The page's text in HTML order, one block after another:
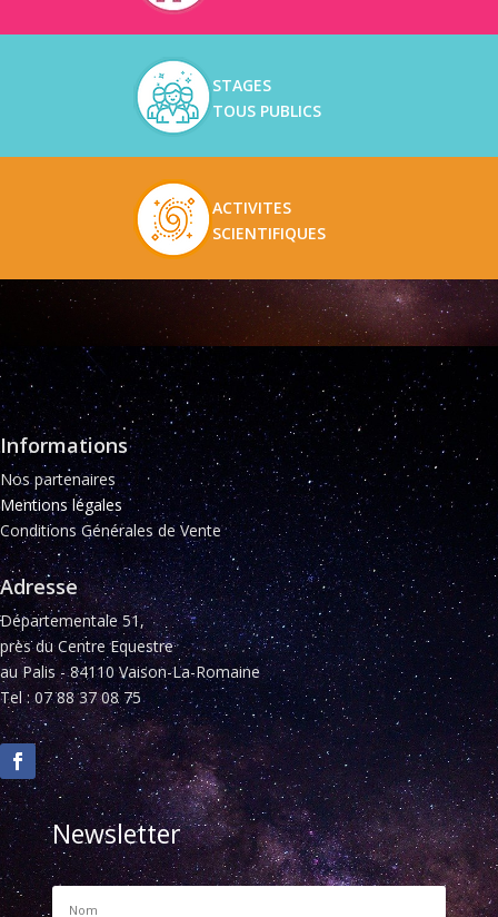
STAGES
TOUS PUBLICS
ACTIVITES
SCIENTIFIQUES
Informations
Nos partenaires
Mentions légales
Conditions Générales de Vente
Adresse
Départementale 51,
près du Centre Equestre
au Palis - 84110 Vaison-La-Romaine
Tel : 07 88 37 08 75
Newsletter